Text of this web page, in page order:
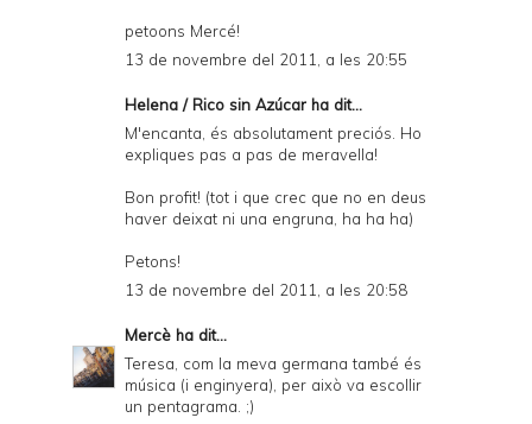
petoons Mercé!
13 de novembre del 2011, a les 20:55
Helena / Rico sin Azúcar ha dit...
M'encanta, és absolutament preciós. Ho
expliques pas a pas de meravella!
Bon profit! (tot i que crec que no en deus
haver deixat ni una engruna, ha ha ha)
Petons!
13 de novembre del 2011, a les 20:58
Mercè ha dit...
Teresa, com la meva germana també és
música (i enginyera), per això va escollir
un pentagrama. ;)